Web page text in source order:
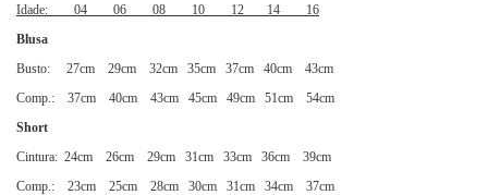
Idade:
04 06 08 10
12 14 16
Blusa
Busto:
27cm 29cm 32cm 35cm
37cm 40cm 43cm
Comp.:
37cm 40cm 43cm 45cm
49cm 51cm 54cm
Short
Cintura: 24cm 26cm 29cm 31cm
33cm 36cm 39cm
Comp.:
23cm 25cm 28cm 30cm 31cm 34cm 37cm